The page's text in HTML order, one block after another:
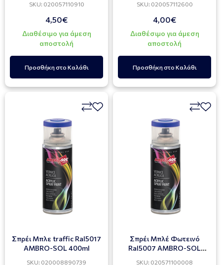
SKU: 020057110910
4,50€
Διαθέσιμο για άμεση
αποστολή
Προσθήκη στο Καλάθι
SKU: 020057112600
4,00€
Διαθέσιμο για άμεση
αποστολή
Προσθήκη στο Καλάθι
Σπρέι Mπλε traffic Ral5017
AMBRO-SOL 400ml
SKU: 020008890739
Σπρέι Μπλέ Φωτεινό
Ral5007 AMBRO-SOL
SKU: 020571100008